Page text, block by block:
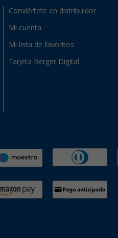
Conviértete en distribuidor
Mi cuenta
Mi lista de favoritos
Tarjeta Berger Digital